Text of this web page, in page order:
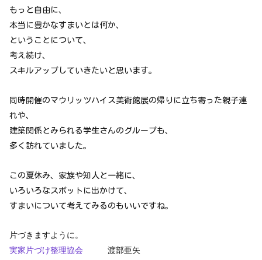
もっと自由に、
本当に豊かなすまいとは何か、
ということについて、
考え続け、
スキルアップしていきたいと思います。
同時開催のマウリッツハイス美術館展の帰りに立ち寄った親子連
れや、
建築関係とみられる学生さんのグループも、
多く訪れていました。
この夏休み、家族や知人と一緒に、
いろいろなスポットに出かけて、
すまいについて考えてみるのもいいですね。
片づきますように。
実家片づけ整理協会 渡部亜矢